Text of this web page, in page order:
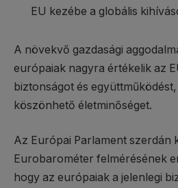
EU kezébe a globális
A növekvő gazdasági
európaiak nagyra értékelik az
biztonságot és
köszönhető életminőséget.
Az Európai Parlament szerdán
Eurobarométer felmérésének
hogy az európaiak a jelenlegi